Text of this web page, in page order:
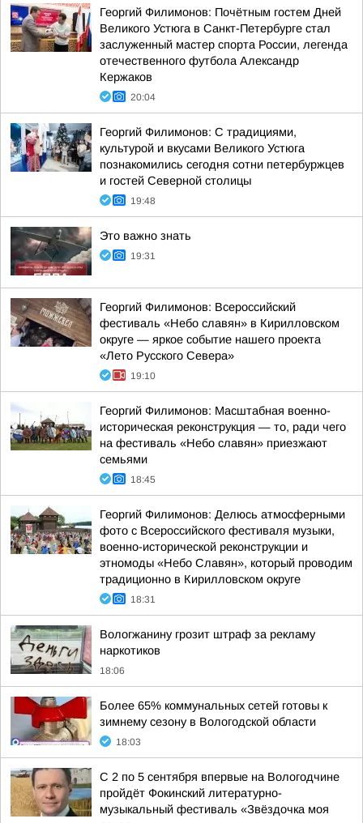
Георгий Филимонов: Почётным гостем Дней
Великого Устюга в Санкт-Петербурге стал
заслуженный мастер спорта России, легенда
отечественного футбола Александр
Кержаков
20:04
Георгий Филимонов: С традициями,
культурой и вкусами Великого Устюга
познакомились сегодня сотни петербуржцев
и гостей Северной столицы
19:48
Это важно знать
19:31
Георгий Филимонов: Всероссийский
фестиваль «Небо славян» в Кирилловском
округе — яркое событие нашего проекта
«Лето Русского Севера»
19:10
Георгий Филимонов: Масштабная военно-
историческая реконструкция — то, ради чего
на фестиваль «Небо славян» приезжают
семьями
18:45
Георгий Филимонов: Делюсь атмосферными
фото с Всероссийского фестиваля музыки,
военно-исторической реконструкции и
этномоды «Небо Славян», который проводим
традиционно в Кирилловском округе
18:31
Вологжанину грозит штраф за рекламу
наркотиков
18:06
Более 65% коммунальных сетей готовы к
зимнему сезону в Вологодской области
18:03
С 2 по 5 сентября впервые на Вологодчине
пройдёт Фокинский литературно-
музыкальный фестиваль «Звёздочка моя